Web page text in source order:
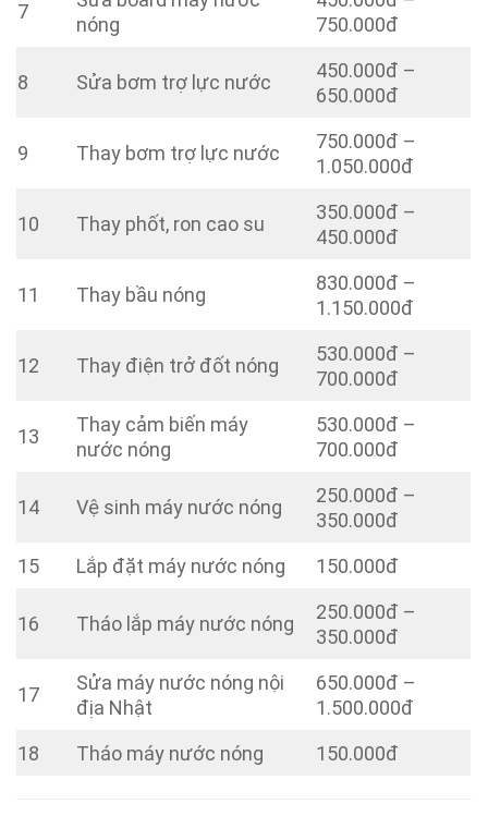
7
nóng
750.000đ
8 Sửa bơm trợ lực nước
450.000đ –
650.000đ
9 Thay bơm trợ lực nước
750.000đ –
1.050.000đ
10 Thay phốt, ron cao su
350.000đ –
450.000đ
11 Thay bầu nóng
830.000đ –
1.150.000đ
12 Thay điện trở đốt nóng
530.000đ –
700.000đ
13
Thay cảm biến máy
nước nóng
530.000đ –
700.000đ
14 Vệ sinh máy nước nóng
250.000đ –
350.000đ
15
Lắp đặt máy nước nóng 150.000đ
16 Tháo lắp máy nước nóng
250.000đ –
350.000đ
17
Sửa máy nước nóng nội
địa Nhật
650.000đ –
1.500.000đ
18
Tháo máy nước nóng 150.000đ